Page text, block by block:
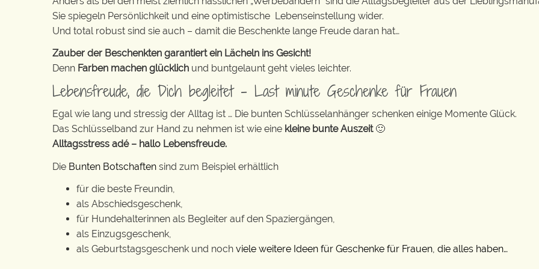
Sie spiegeln Persönlichkeit und eine optimistische Lebenseinstellung wider.
Und total robust sind sie auch – damit die Beschenkte lange Freude daran hat…
Zauber der Beschenkten garantiert ein Lächeln ins Gesicht!
Denn Farben machen glücklich und buntgelaunt geht vieles leichter.
Lebensfreude, die Dich begleitet – Last minute Geschenke für Frauen
Egal wie lang und stressig der Alltag ist … Die bunten Schlüsselanhänger schenken einige Momente Glück.
Das Schlüsselband zur Hand zu nehmen ist wie eine kleine bunte Auszeit🙂
Alltagsstress adé – hallo Lebensfreude.
Die Bunten Botschaften sind zum Beispiel erhältlich
für die beste Freundin,
als Abschiedsgeschenk,
für Hundehalterinnen als Begleiter auf den Spaziergängen,
als Einzugsgeschenk,
als Geburtstagsgeschenk und noch viele weitere Ideen für Geschenke für Frauen, die alles haben…